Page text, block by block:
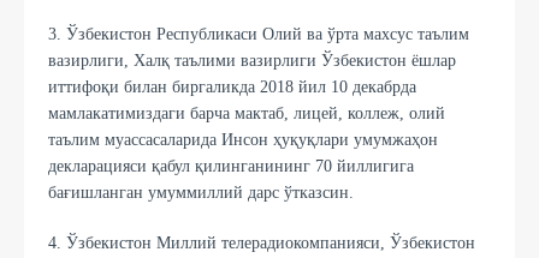
3. Ўзбекистон Республикаси Олий ва ўрта махсус таълим
вазирлиги, Халқ таълими вазирлиги Ўзбекистон ёшлар
иттифоқи билан биргаликда 2018 йил 10 декабрда
мамлакатимиздаги барча мактаб, лицей, коллеж, олий
таълим муассасаларида Инсон ҳуқуқлари умумжаҳон
декларацияси қабул қилинганининг 70 йиллигига
бағишланган умуммиллий дарс ўтказсин.
4. Ўзбекистон Миллий телерадиокомпанияси, Ўзбекистон